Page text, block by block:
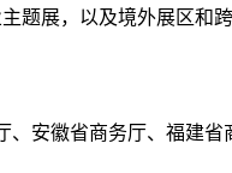
题展，以及境外展区和
安徽省商务厅、福建